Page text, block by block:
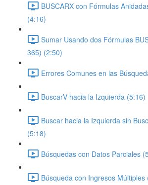
BUSCARX con Fórmulas
(4:16)
Sumar Usando dos Fórmulas
365) (2:50)
Errores Comunes en las
BuscarV hacia la Izquierda (5:16)
Buscar hacia la Izquierda sin
(5:18)
Búsquedas con Datos Parciales
Búsqueda con Ingresos Múltiples